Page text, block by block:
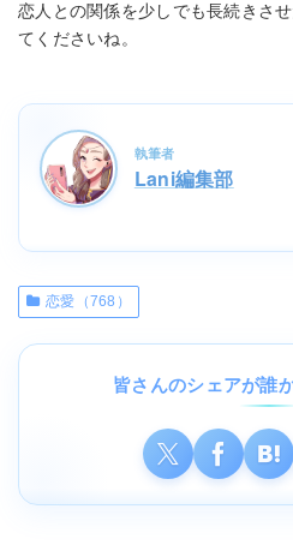
恋人との関係を少しでも長続きさ
てくださいね。
執筆者
Lani編集部
恋愛（768）
皆さんのシェアが誰